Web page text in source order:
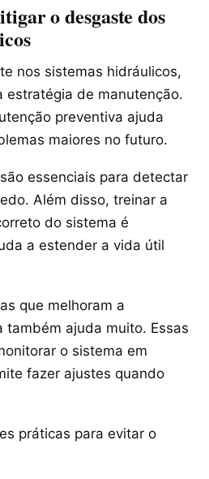
o desgaste dos
nos sistemas hidráulicos,
estratégia de manutenção.
preventiva ajuda
maiores no futuro.
essenciais para detectar
Além disso, treinar a
do sistema é
a estender a vida útil
que melhoram a
também ajuda muito. Essas
o sistema em
fazer ajustes quando
práticas para evitar o